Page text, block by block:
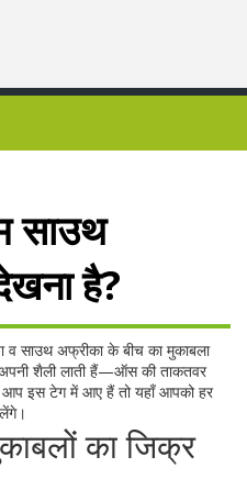
साउथ
है?
साउथ अफ्रीका के बीच का मुकाबला
शैली लाती हैं—ऑस की ताकतवर
इस टेग में आए हैं तो यहाँ आपको हर
का जिक्र